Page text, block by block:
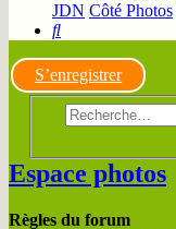
JDN Côté Photos
Rechercher
S’enregistrer
Espace photos
Règles du forum